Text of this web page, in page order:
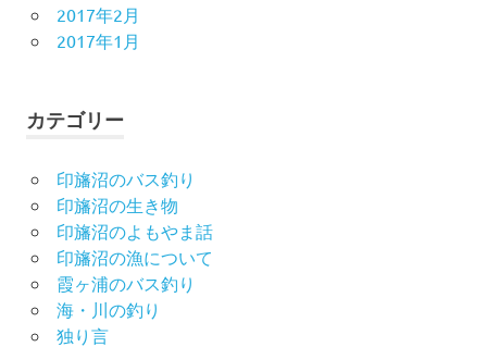
2017年2月
2017年1月
カテゴリー
印旛沼のバス釣り
印旛沼の生き物
印旛沼のよもやま話
印旛沼の漁について
霞ヶ浦のバス釣り
海・川の釣り
独り言